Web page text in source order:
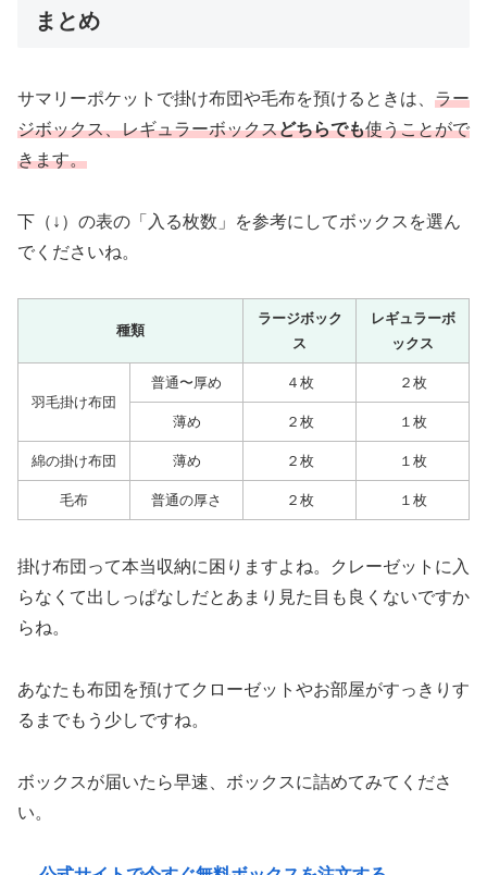
まとめ
サマリーポケットで掛け布団や毛布を預けるときは、 ラー
ジボックス、レギュラーボックスどちらでも使うことがで
きます。
下（↓）の表の「入る枚数」を参考にしてボックスを選ん
でくださいね。
種類
ラージボック
ス
レギュラーボ
ックス
羽毛掛け布団
普通〜厚め ４枚 ２枚
薄め ２枚 １枚
綿の掛け布団 薄め ２枚 １枚
毛布 普通の厚さ ２枚 １枚
掛け布団って本当収納に困りますよね。クレーゼットに入
らなくて出しっぱなしだとあまり見た目も良くないですか
らね。
あなたも布団を預けてクローゼットやお部屋がすっきりす
るまでもう少しですね。
ボックスが届いたら早速、ボックスに詰めてみてくださ
い。